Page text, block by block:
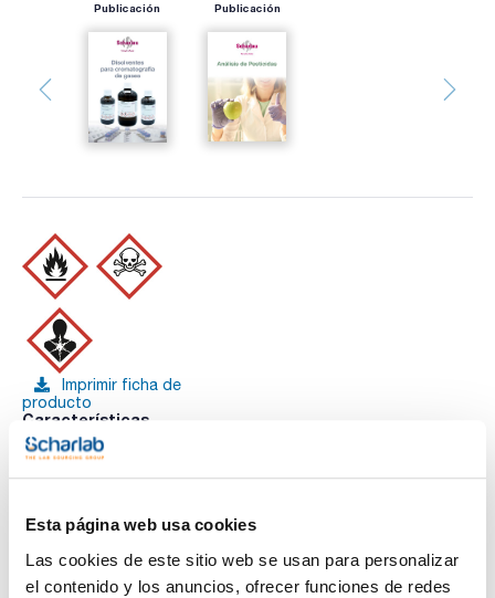
Esta página web usa cookies
Las cookies de este sitio web se usan para personalizar
el contenido y los anuncios, ofrecer funciones de redes
Publicación Publicación
Imprimir ficha de
producto
Características
Capacidad : x 2,5 l
- CAS [67-56-1]
- Densidad: 0,792 g/cm3
- Solub. en agua: (20 °C): miscible
- Punto de fusión: -98 °C